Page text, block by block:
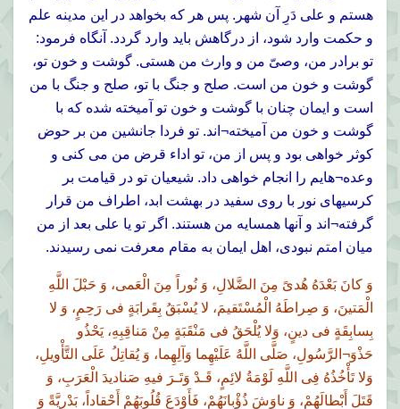
هستم و على دَرِ آن شهر. پس هر كه بخواهد در اين مدينه علم
و حكمت وارد شود، از درگاهش بايد وارد گردد. آنگاه فرمود:
تو برادر من، وصىّ من و وارث من هستى. گوشت و خون تو،
گوشت و خون من است. صلح و جنگ با تو، صلح و جنگ با من
است و ايمان چنان با گوشت و خون تو آميخته شده كه با
گوشت و خون من آميخته¬اند. تو فردا جانشين من بر حوض
كوثر خواهى بود و پس از من، تو اداء قرض من مى كنى و
وعده¬هايم را انجام خواهى داد. شيعيان تو در قيامت بر
كرسيهاى نور با روى سفيد در بهشت ابد، اطراف من قرار
گرفته¬اند و آنها همسايه من هستند. اگر تو يا على بعد از من
ميان امتم نبودى، اهل ايمان به مقام معرفت نمى رسيدند.
وَ كانَ بَعْدَهُ هُدىً مِنَ الضَّلالِ، وَ نُوراً مِنَ الْعَمى، وَ حَبْلَ اللَّهِ
الْمَتينَ، وَ صِراطَهُ الْمُسْتَقيمَ، لا يُسْبَقُ بِقَرابَةٍ فى رَحِمٍ، وَ لا
بِسابِقَةٍ فى دينٍ، وَلا يُلْحَقُ فى مَنْقَبَةٍ مِنْ مَناقِبِهِ، يَحْذُو
حَذْوَ¬الرَّسُولِ، صَلَّى اللَّهُ عَلَيْهِما وَآلِهِما، وَ يُقاتِلُ عَلَى التَّأْويلِ،
وَلا تَأْخُذُهُ فِى اللَّهِ لَوْمَةُ لائِمٍ، قَـدْ وَتَـرَ فيهِ صَناديدَ الْعَرَبِ، وَ
قَتَلَ أَبْطالَهُمْ، وَ ناوَشَ ذُؤْبانَهُمْ، فَأَوْدَعَ قُلُوبَهُمْ أَحْقاداً، بَدْرِيَّةً وَ